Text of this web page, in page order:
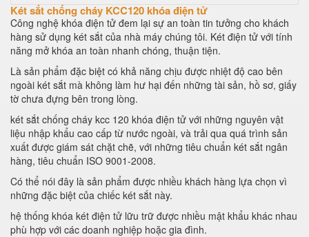
Két sắt chống cháy KCC120 khóa điện tử
Công nghệ khóa điện tử đem lại sự an toàn tin tưởng cho khách
hàng sử dụng két sắt của nhà máy chúng tôi. Két điện tử với tính
năng mở khóa an toàn nhanh chóng, thuận tiện.
Là sản phẩm đặc biệt có khả năng chịu được nhiệt độ cao bên
ngoài két sắt mà không làm hư hại đến những tài sản, hồ sơ, giấy
tờ chưa đựng bên trong lòng.
két sắt chống cháy kcc 120 khóa điện tử với những nguyên vật
liệu nhập khẩu cao cấp từ nước ngoài, và trải qua quá trình sản
xuất được giám sát chặt chẽ, với những tiêu chuẩn két sắt ngân
hàng, tiêu chuẩn ISO 9001-2008.
Có thể nói đây là sản phẩm được nhiều khách hàng lựa chọn vì
những đặc biệt của chiếc két sắt này.
hệ thống khóa két điện tử lữu trữ được nhiều mật khẩu khác nhau
phù hợp với các doanh nghiệp hoặc gia đình.